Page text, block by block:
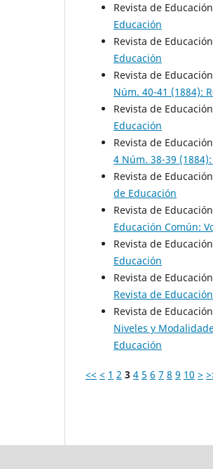
Revista de
Educación
Revista de
Educación
Revista de
Núm. 40-41 (1884):
Revista de
Educación
Revista de
4 Núm. 38-39
Revista de
de Educación
Revista de
Educación Común:
Revista de
Educación
Revista de
Revista de Educación
Revista de
Niveles y
Educación
<< < 1 2 3 4 5 6 7 8 9 10 >